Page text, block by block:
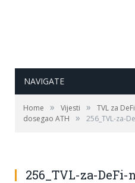
NAVIGATE
Home » Vijesti »
TVL za
dosegao ATH
» 256_TVL-za-
256_TVL-za-DeFi-